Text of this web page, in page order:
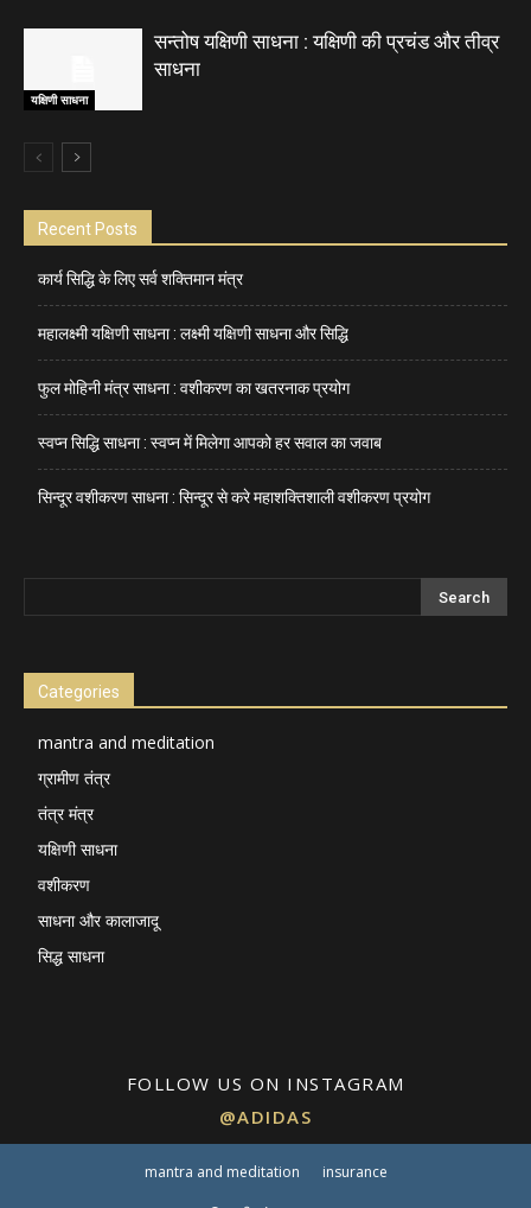
यक्षिणी साधना
सन्तोष यक्षिणी साधना : यक्षिणी की प्रचंड और तीव्र
साधना
Recent Posts
कार्य सिद्धि के लिए सर्व शक्तिमान मंत्र
महालक्ष्मी यक्षिणी साधना : लक्ष्मी यक्षिणी साधना और सिद्धि
फुल मोहिनी मंत्र साधना : वशीकरण का खतरनाक प्रयोग
स्वप्न सिद्धि साधना : स्वप्न में मिलेगा आपको हर सवाल का जवाब
सिन्दूर वशीकरण साधना : सिन्दूर से करे महाशक्तिशाली वशीकरण प्रयोग
Categories
mantra and meditation
ग्रामीण तंत्र
तंत्र मंत्र
यक्षिणी साधना
वशीकरण
साधना और कालाजादू
सिद्ध साधना
FOLLOW US ON INSTAGRAM
@ADIDAS
mantra and meditation insurance